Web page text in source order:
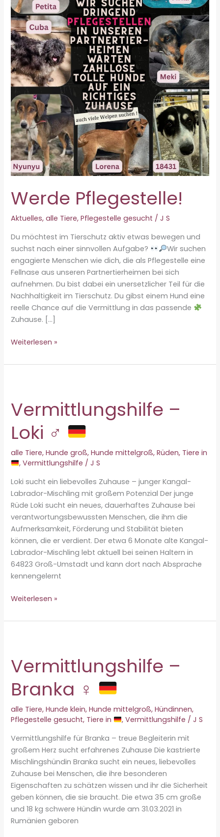
Werde Pflegestelle!
Aktuelles,alle Tiere,Pflegestelle gesucht /J S
Du möchtest im Tierschutz aktiv etwas bewegen und
suchst nach einer sinnvollen Aufgabe?
Wir suchen
engagierte Menschen wie dich, die als Pflegestelle eine
Fellnase aus unseren Partnertierheimen bei sich
aufnehmen. Du bist dabei ein unersetzlicher Teil für die
Nachhaltigkeit im Tierschutz. Du gibst einem Hund eine
reelle Chance auf die Vermittlung in das passende
Zuhause. […]
Werde
Weiterlesen »
Vermittlungshilfe –
Loki ♂
alle Tiere,Hunde groß,Hunde mittelgroß,Rüden, Tiere in
,Vermittlungshilfe /J S
Loki sucht ein liebevolles Zuhause – junger Kangal-
Labrador-Mischling mit großem Potenzial Der junge
Rüde Loki sucht ein neues, dauerhaftes Zuhause bei
verantwortungsbewussten Menschen, die ihm die
Aufmerksamkeit, Förderung und Stabilität bieten
können, die er verdient. Der etwa 6 Monate alte Kangal-
Labrador-Mischling lebt aktuell bei seinen Haltern in
64823 Groß-Umstadt und kann dort nach Absprache
kennengelernt
Vermittlungshilfe
Loki
Weiterlesen »
Vermittlungshilfe –
Branka ♀
alle Tiere,Hunde klein,Hunde mittelgroß,Hündinnen,
Pflegestelle gesucht, Tiere in ,Vermittlungshilfe /J S
Vermittlungshilfe für Branka – treue Begleiterin mit
großem Herz sucht erfahrenes Zuhause Die kastrierte
Mischlingshündin Branka sucht ein neues, liebevolles
Zuhause bei Menschen, die ihre besonderen
Eigenschaften zu schätzen wissen und ihr die Sicherheit
geben können, die sie braucht. Die etwa 35 cm große
und 18 kg schwere Hündin wurde am 31.03.2021 in
Rumänien geboren